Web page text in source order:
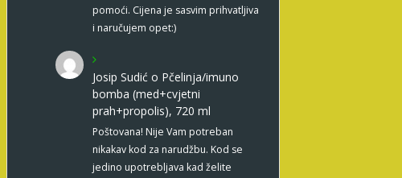
pomoći. Cijena je sasvim prihvatljiva
i naručujem opet:)
Josip Sudić o Pčelinja/imuno
bomba (med+cvjetni
prah+propolis), 720 ml
Poštovana! Nije Vam potreban
nikakav kod za narudžbu. Kod se
jedino upotrebljava kad želite